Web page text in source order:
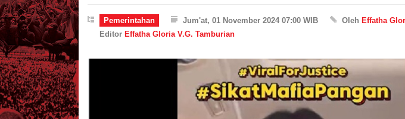
Pemerintahan Jum'at, 01 November 2024 07:00 WIB Oleh Effatha
Editor Effatha Gloria V.G. Tamburian